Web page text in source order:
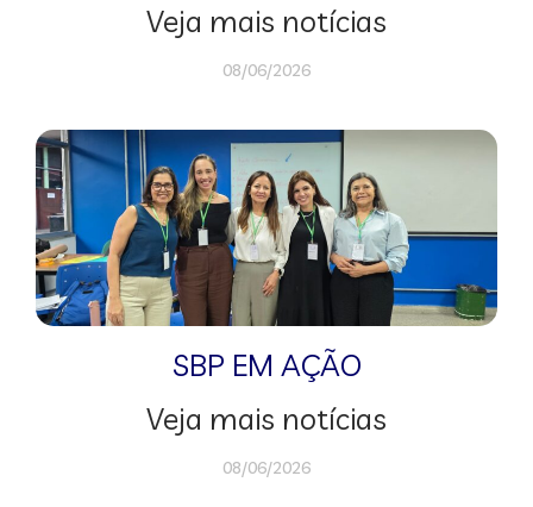
Veja mais notícias
08/06/2026
SBP EM AÇÃO
Veja mais notícias
08/06/2026